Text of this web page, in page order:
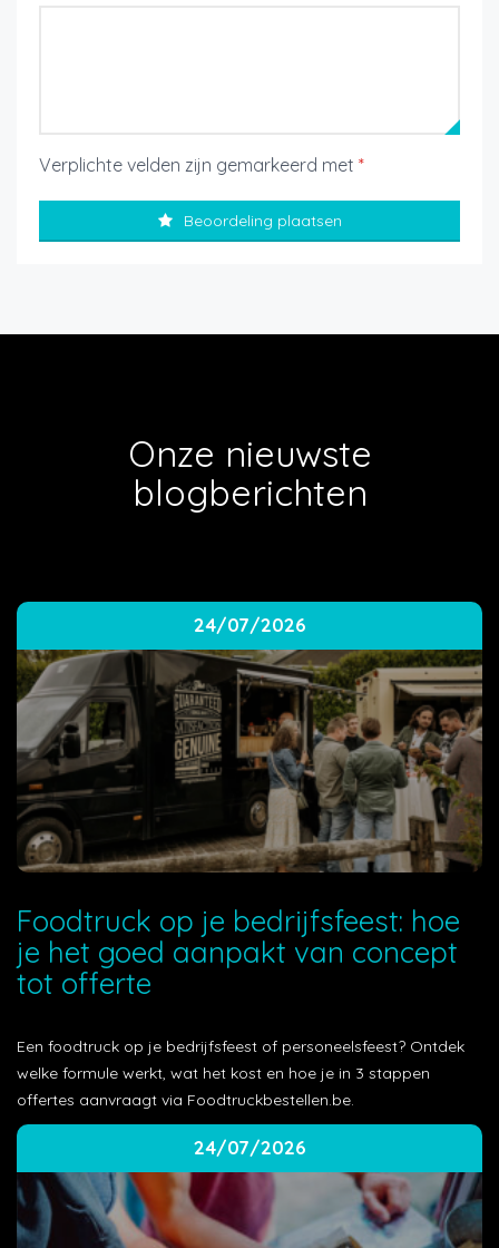
Verplichte velden zijn gemarkeerd met *
Beoordeling plaatsen
Onze nieuwste
blogberichten
24/07/2026
Foodtruck op je bedrijfsfeest: hoe
je het goed aanpakt van concept
tot offerte
Een foodtruck op je bedrijfsfeest of personeelsfeest? Ontdek
welke formule werkt, wat het kost en hoe je in 3 stappen
offertes aanvraagt via Foodtruckbestellen.be.
24/07/2026